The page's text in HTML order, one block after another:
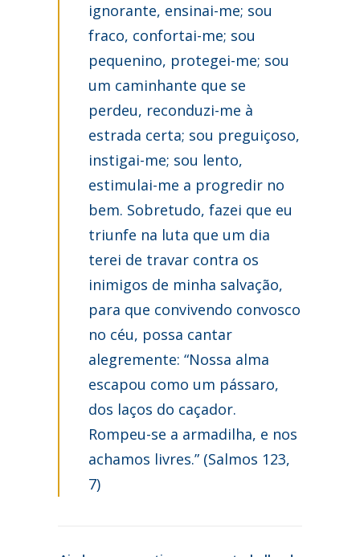
ignorante, ensinai-me; sou
fraco, confortai-me; sou
pequenino, protegei-me; sou
um caminhante que se
perdeu, reconduzi-me à
estrada certa; sou preguiçoso,
instigai-me; sou lento,
estimulai-me a progredir no
bem. Sobretudo, fazei que eu
triunfe na luta que um dia
terei de travar contra os
inimigos de minha salvação,
para que convivendo convosco
no céu, possa cantar
alegremente: “Nossa alma
escapou como um pássaro,
dos laços do caçador.
Rompeu-se a armadilha, e nos
achamos livres.” (Salmos 123,
7)